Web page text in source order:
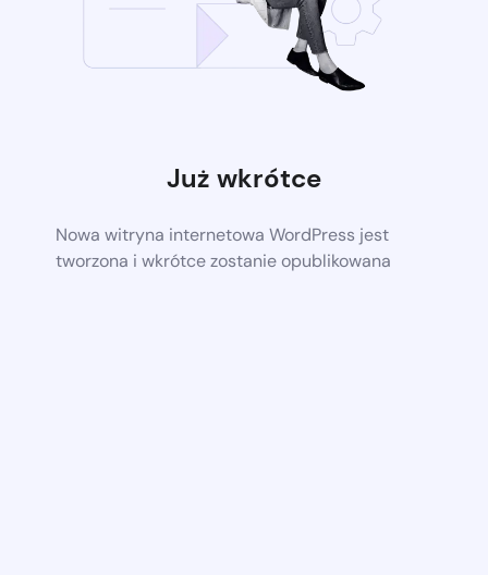
Już wkrótce
Nowa witryna internetowa WordPress jest
tworzona i wkrótce zostanie opublikowana